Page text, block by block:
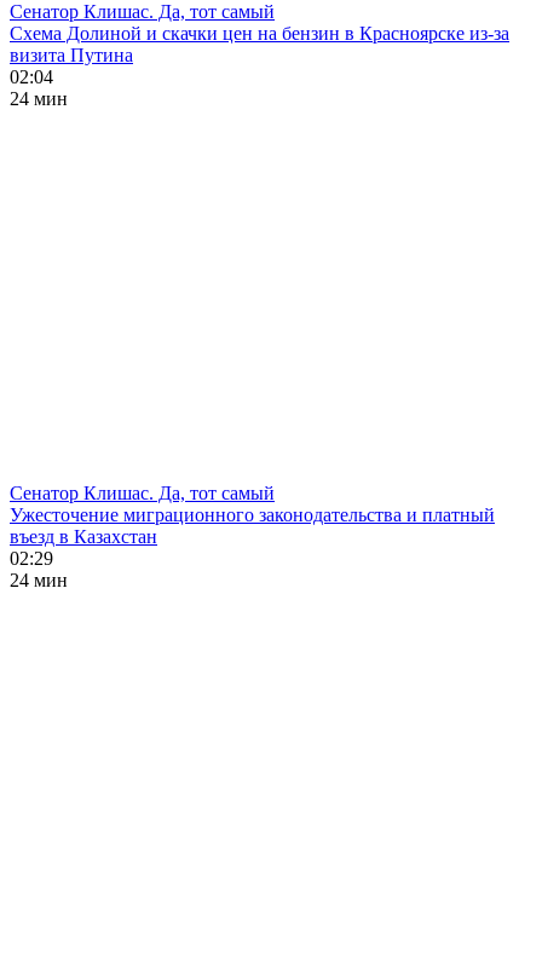
Сенатор Клишас. Да, тот самый
Схема Долиной и скачки цен на бензин в Красноярске из-за
визита Путина
02:04
24 мин
Сенатор Клишас. Да, тот самый
Ужесточение миграционного законодательства и платный
въезд в Казахстан
02:29
24 мин